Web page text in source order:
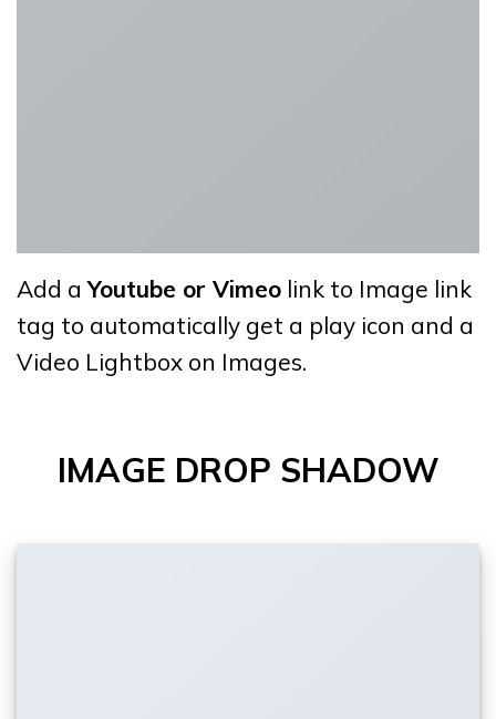
Add aYoutube or Vimeo link to Image link
tag to automatically get a play icon and a
Video Lightbox on Images.
IMAGE DROP SHADOW